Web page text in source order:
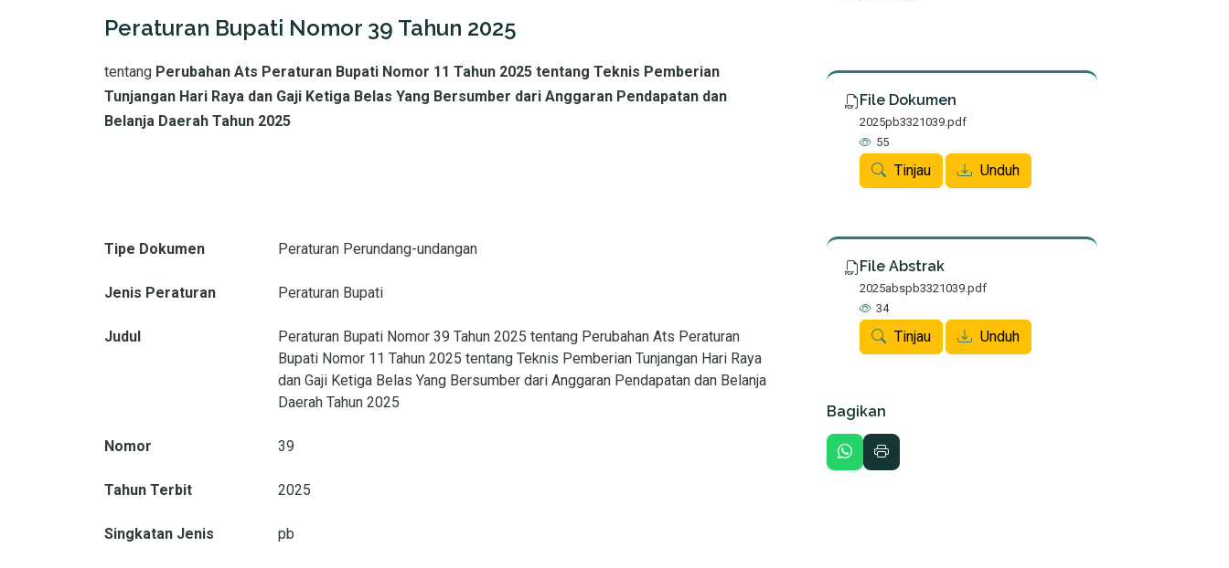
Peraturan Bupati Nomor 39 Tahun 2025
tentang Perubahan Ats Peraturan Bupati Nomor 11 Tahun 2025 tentang Teknis Pemberian
Tunjangan Hari Raya dan Gaji Ketiga Belas Yang Bersumber dari Anggaran Pendapatan dan
Belanja Daerah Tahun 2025
Tipe Dokumen Peraturan Perundang-undangan
Jenis Peraturan Peraturan Bupati
Judul
Peraturan Bupati Nomor 39 Tahun 2025 tentang Perubahan Ats Peraturan
Bupati Nomor 11 Tahun 2025 tentang Teknis Pemberian Tunjangan Hari Raya
dan Gaji Ketiga Belas Yang Bersumber dari Anggaran Pendapatan dan Belanja
Daerah Tahun 2025
Nomor 39
Tahun Terbit 2025
Singkatan Jenis pb
File Dokumen
2025pb3321039.pdf
55
Tinjau Unduh
File Abstrak
2025abspb3321039.pdf
34
Tinjau Unduh
Bagikan